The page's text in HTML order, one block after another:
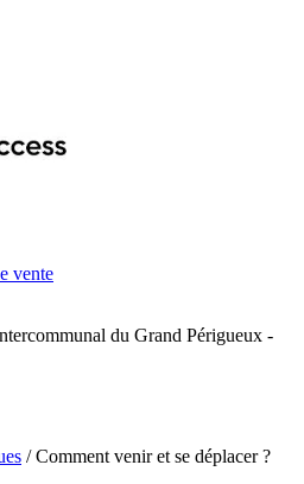
vente
du Grand Périgueux -
/Comment venir et se déplacer ?